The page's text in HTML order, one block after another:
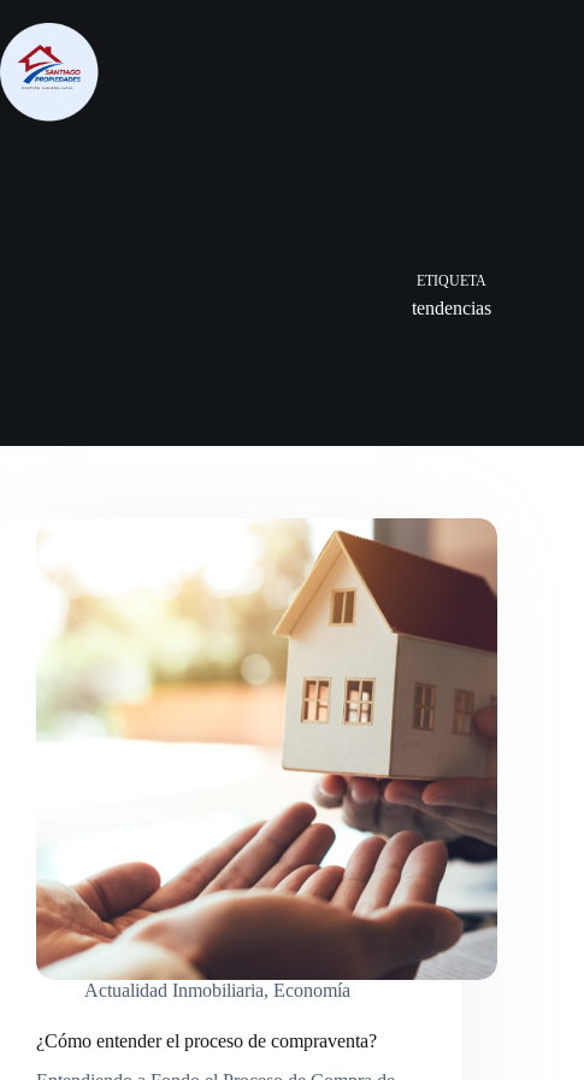
contenido
ETIQUETA
tendencias
Actualidad Inmobiliaria, Economía
¿Cómo entender el proceso de compraventa?